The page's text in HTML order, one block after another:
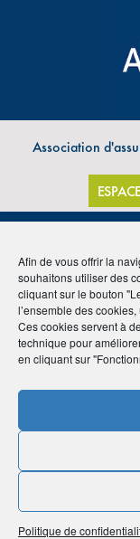
Afin de vous offrir la
souhaitons utiliser des
cliquant sur le bouton
l’ensemble des
Ces cookies servent à
technique pour
en cliquant sur
Politique de
Association
Archive